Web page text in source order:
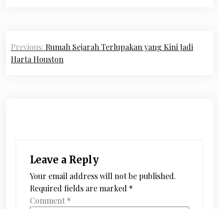
Post
navigation
Previous: Rumah Sejarah Terlupakan yang Kini Jadi
Harta Houston
Leave a Reply
Your email address will not be published.
Required fields are marked *
Comment *